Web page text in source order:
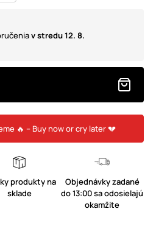
v stredu 12. 8.
🔥 – Buy now or cry later 💔
produkty na
sklade
Objednávky zadané
do 13:00 sa odosielajú
okamžite